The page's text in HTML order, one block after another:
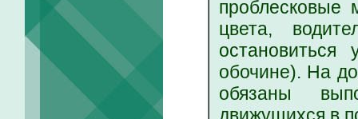
проблесковые
цвета,
обочине). На
обязаны